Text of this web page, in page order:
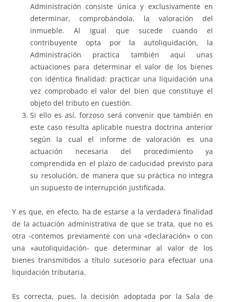
Administración consiste única y exclusivamente en
determinar, comprobándola, la valoración del
inmueble. Al igual que sucede cuando el
contribuyente opta por la autoliquidación, la
Administración practica también aquí unas
actuaciones para determinar el valor de los bienes
con idéntica finalidad: practicar una liquidación una
vez comprobado el valor del bien que constituye el
objeto del tributo en cuestión.
Si ello es así, forzoso será convenir que también en
este caso resulta aplicable nuestra doctrina anterior
según la cual el informe de valoración es una
actuación necesaria del procedimiento ya
comprendida en el plazo de caducidad previsto para
su resolución, de manera que su práctica no integra
un supuesto de interrupción justificada.
Y es que, en efecto, ha de estarse a la verdadera finalidad
de la actuación administrativa de que se trata, que no es
otra -contemos previamente con una «declaración» o con
una «autoliquidación- que determinar al valor de los
bienes transmitidos a título sucesorio para efectuar una
liquidación tributaria.
Es correcta, pues, la decisión adoptada por la Sala de